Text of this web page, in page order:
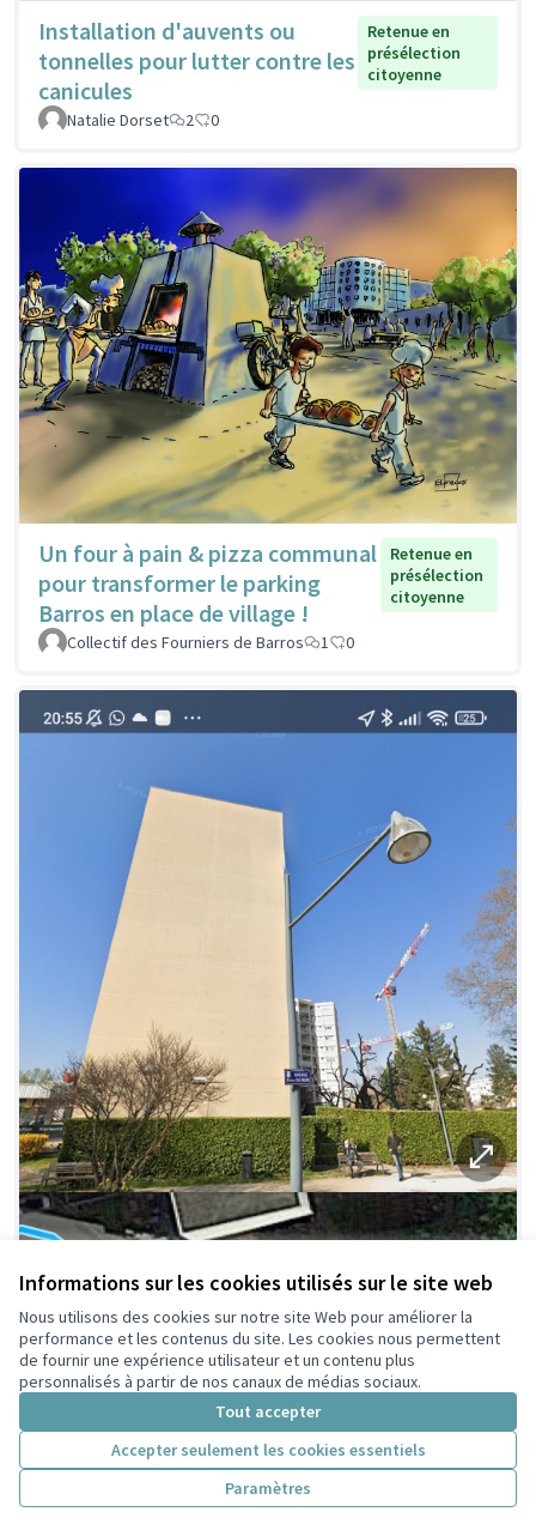
Informations sur les cookies utilisés sur le site web
Nous utilisons des cookies sur notre site Web pour améliorer la
performance et les contenus du site. Les cookies nous permettent
de fournir une expérience utilisateur et un contenu plus
personnalisés à partir de nos canaux de médias sociaux.
Tout accepter
Accepter seulement les cookies essentiels
Paramètres
Installation d'auvents ou
tonnelles pour lutter contre les
canicules
Retenue en
présélection
citoyenne
Natalie Dorset 2 0
Un four à pain & pizza communal
pour transformer le parking
Barros en place de village !
Retenue en
présélection
citoyenne
Collectif des Fourniers de Barros 1 0